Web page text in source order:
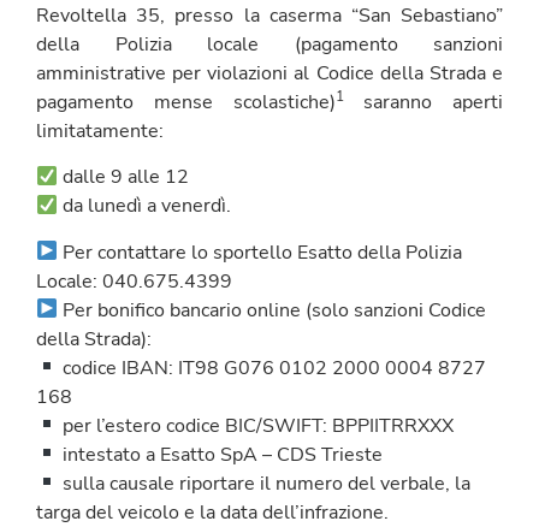
Revoltella 35, presso la caserma “San Sebastiano”
della Polizia locale (pagamento sanzioni
amministrative per violazioni al Codice della Strada e
pagamento mense scolastiche)1saranno aperti
limitatamente:
dalle 9 alle 12
da lunedì a venerdì.
Per contattare lo sportello Esatto della Polizia
Locale: 040.675.4399
Per bonifico bancario online (solo sanzioni Codice
della Strada):
codice IBAN: IT98 G076 0102 2000 0004 8727
168
per l’estero codice BIC/SWIFT: BPPIITRRXXX
intestato a Esatto SpA – CDS Trieste
sulla causale riportare il numero del verbale, la
targa del veicolo e la data dell’infrazione.